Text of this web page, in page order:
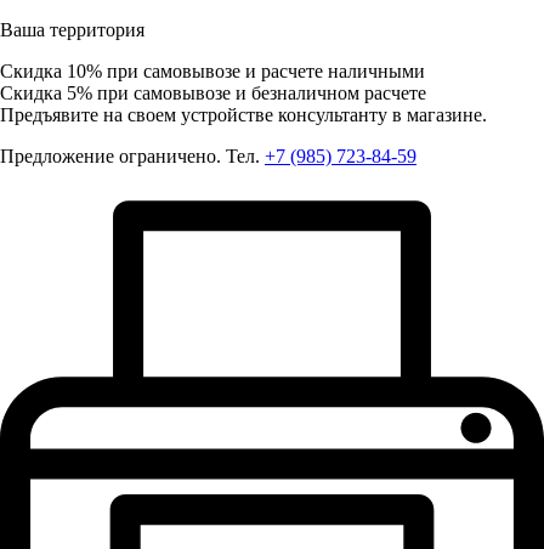
Ваша территория
Скидка 10% при самовывозе и расчете наличными
Скидка 5% при самовывозе и безналичном расчете
Предъявите на своем устройстве консультанту в магазине.
Предложение ограничено. Тел. +7 (985) 723-84-59